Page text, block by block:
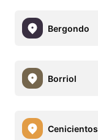
Bergondo
Borriol
Cenicientos